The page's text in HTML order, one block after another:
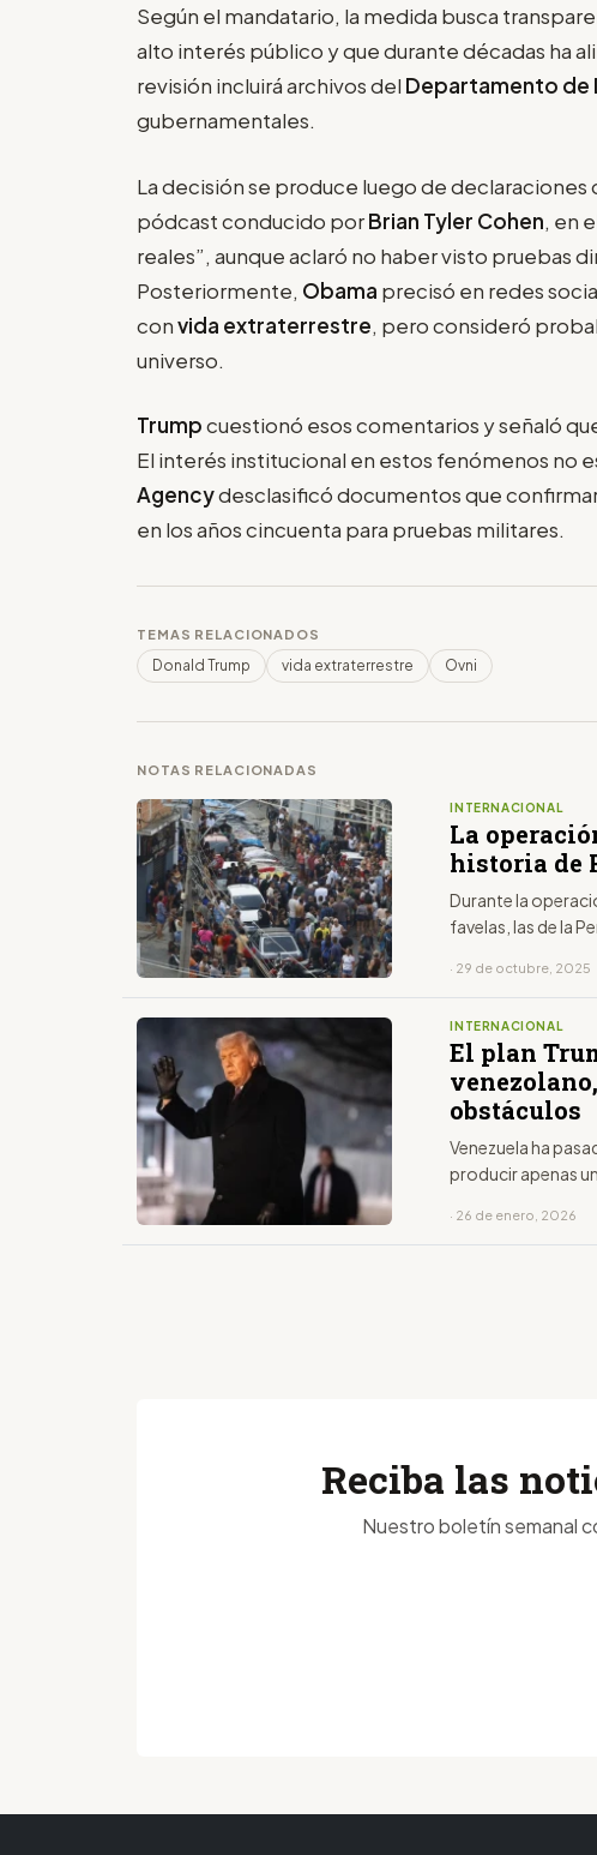
Según el mandatario, la medida busca
alto interés público y que durante décadas ha
revisión incluirá archivos del Departamento de
gubernamentales.
La decisión se produce luego de declaraciones
pódcast conducido porBrian Tyler Cohen, en
reales”, aunque aclaró no haber visto pruebas
Posteriormente, Obama precisó en redes
convida extraterrestre, pero consideró
universo.
Trumpcuestionó esos comentarios y señaló
El interés institucional en estos fenómenos no
Agencydesclasificó documentos que
en los años cincuenta para pruebas militares.
TEMAS RELACIONADOS
Donald Trump vida extraterrestre Ovni
NOTAS RELACIONADAS
INTERNACIONAL
La
historia de
Durante la
favelas, las de la
· 29 de octubre, 2025
INTERNACIONAL
El plan
obstáculos
Venezuela ha
producir apenas
· 26 de enero, 2026
Reciba las
Nuestro boletín semanal